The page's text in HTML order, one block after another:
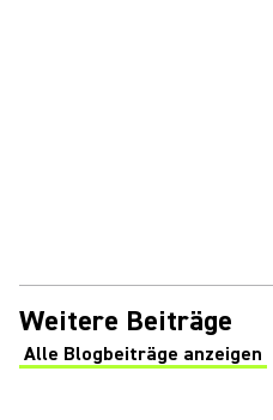
Weitere Beiträge
Alle Blogbeiträge anzeigen
(Opens in a new tab)